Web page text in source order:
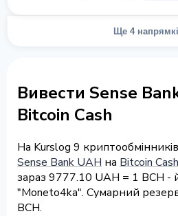
Ще 4
Вивести Sense
Bitcoin Cash
На Kurslog 9
Sense Bank UAH на Bitcoin Cash
зараз 9777.10 UAH = 1 BCH -
"Moneto4ka". Сумарний
BCH.